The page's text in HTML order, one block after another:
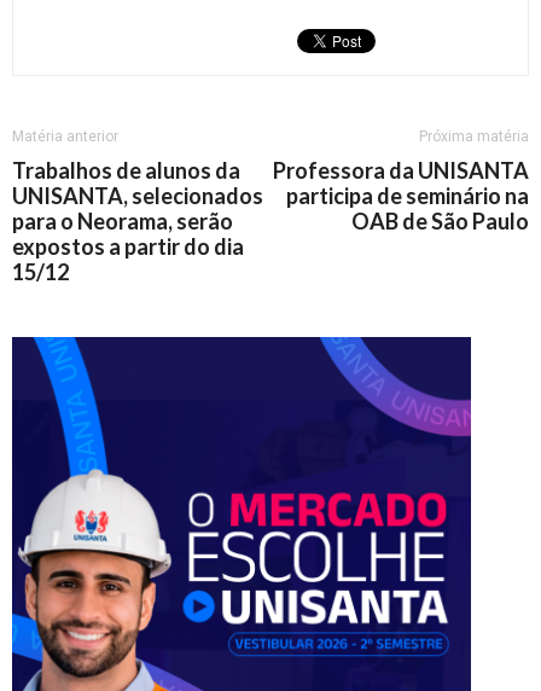
Matéria anterior
Trabalhos de alunos da
UNISANTA, selecionados
para o Neorama, serão
expostos a partir do dia
15/12
Próxima matéria
Professora da UNISANTA
participa de seminário na
OAB de São Paulo